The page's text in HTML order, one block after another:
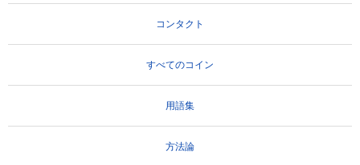
コンタクト
すべてのコイン
用語集
方法論